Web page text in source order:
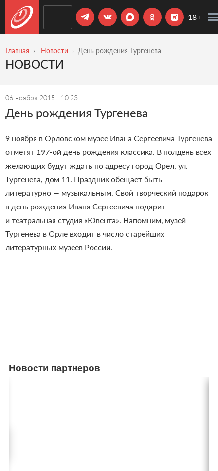
18+
Главная Новости День рождения Тургенева
НОВОСТИ
06 ноября 2015 10:23
День рождения Тургенева
9 ноября в Орловском музее Ивана Сергеевича Тургенева
отметят 197-ой день рождения классика. В полдень всех
желающих будут ждать по адресу город Орел, ул.
Тургенева, дом 11. Праздник обещает быть
литературно — музыкальным. Свой творческий подарок
в день рождения Ивана Сергеевича подарит
и театральная студия «Ювента». Напомним, музей
Тургенева в Орле входит в число старейших
литературных музеев России.
Новости партнеров